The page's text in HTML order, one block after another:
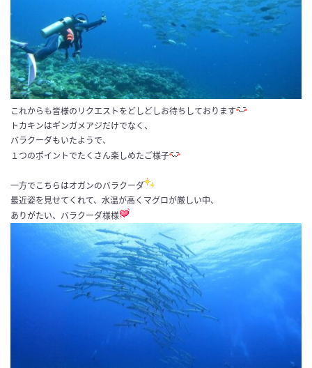
これからも皆様のリクエストをどしどしお待ちしております
トカキンはギンガメアジだけでなく、
バラクーダもいたようで、
１つのポイントでたくさん楽しめたご様子
一方でこちらはオガンのバラクーダ
最近姿を見せてくれて、水温が高くマグロが厳しい中、
ありがたい、バラクーダ様様